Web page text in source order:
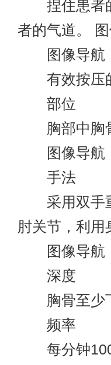
捏住患者的
者的气道。
图像导航
有效按压
部位
胸部中胸骨
图像导航
手法
采用双手重
肘关节，利用
图像导航
深度
胸骨至少下
频率
每分钟100-